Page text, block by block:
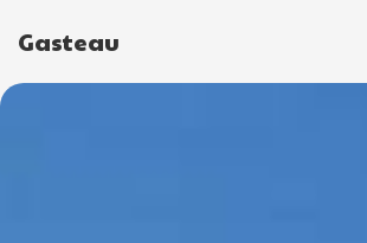
Gasteau